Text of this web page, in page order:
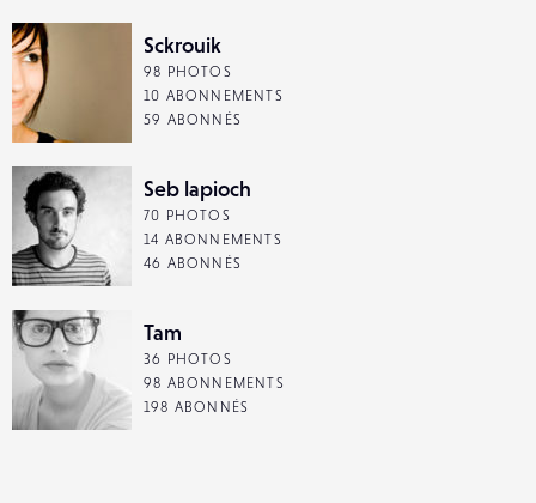
Sckrouik
98 PHOTOS
10 ABONNEMENTS
59 ABONNÉS
Seb lapioch
70 PHOTOS
14 ABONNEMENTS
46 ABONNÉS
Tam
36 PHOTOS
98 ABONNEMENTS
198 ABONNÉS